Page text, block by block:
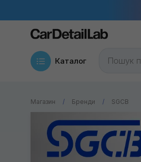
Каталог
Магазин Бренди SGCB